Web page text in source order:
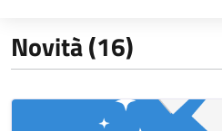
Novità (16)